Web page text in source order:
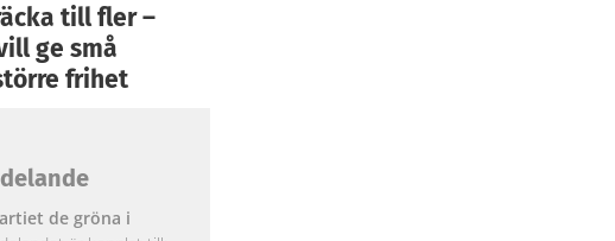
till fler –
ge små
frihet
de gröna i